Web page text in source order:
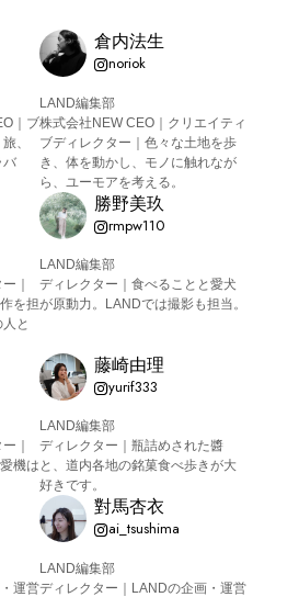
｜ブ
、
バ
倉内法生
noriok
LAND編集部
株式会社NEW CEO｜クリエイティ
ブディレクター｜色々な土地を歩
き、体を動かし、モノに触れなが
ら、ユーモアを考える。
｜
を担
と
勝野美玖
rmpw110
LAND編集部
ディレクター｜食べることと愛犬
が原動力。LANDでは撮影も担当。
｜
機は
藤崎由理
yurif333
LAND編集部
ディレクター｜瓶詰めされた醬
と、道内各地の銘菓食べ歩きが大
好きです。
運営
對馬杏衣
ai_tsushima
LAND編集部
ディレクター｜LANDの企画・運営